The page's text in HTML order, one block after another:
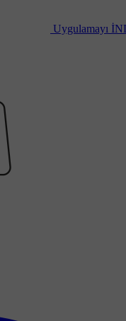
Uygulamayı